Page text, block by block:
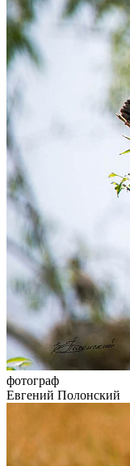
фотограф
Евгений Полонский